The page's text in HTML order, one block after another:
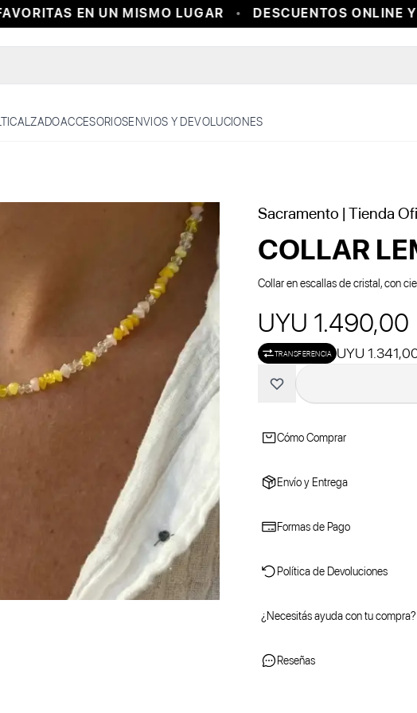
EN UN MISMO LUGAR DESCUENTOS ONLINE Y
CALZADOACCESORIOSENVIOS Y DEVOLUCIONES
Sacramento | Tienda
COLLAR
Collar en escallas de cristal, con
UYU 1.490,00
TRANSFERENCIA UYU
Cómo Comprar
Envío y Entrega
Formas de Pago
Política de Devoluciones
¿Necesitás ayuda con tu compra?
Reseñas